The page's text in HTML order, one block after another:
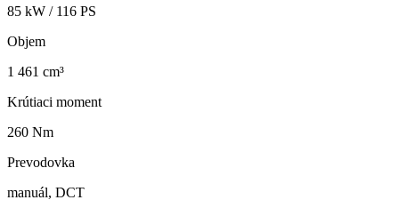
85 kW / 116 PS
Objem
1 461 cm³
Krútiaci moment
260 Nm
Prevodovka
manuál, DCT